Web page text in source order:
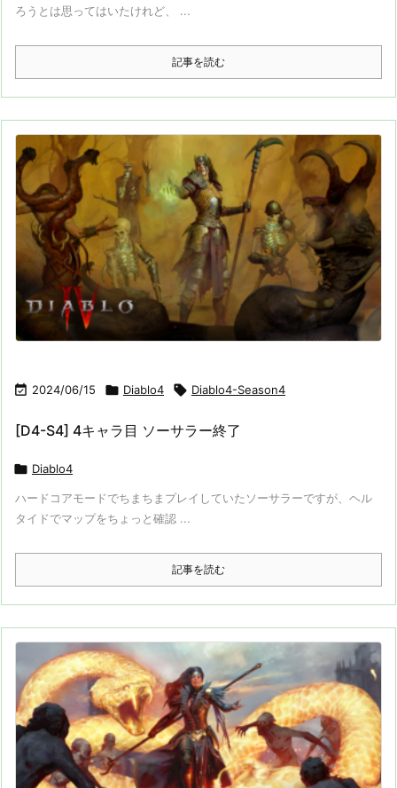
ろうとは思ってはいたけれど、 ...
記事を読む
 2024/06/15  Diablo4  Diablo4-Season4
[D4-S4] 4キャラ目 ソーサラー終了
 Diablo4
ハードコアモードでちまちまプレイしていたソーサラーですが、ヘル
タイドでマップをちょっと確認 ...
記事を読む